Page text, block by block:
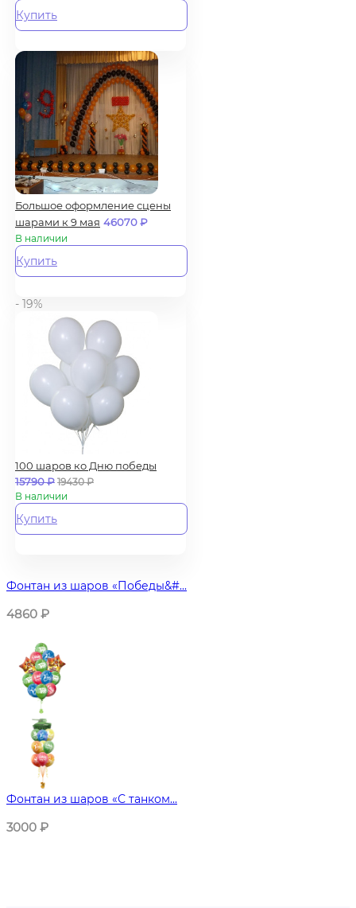
Купить
Большое оформление сцены
шарами к 9 мая 46070₽
В наличии
Купить
- 19%
100 шаров ко Дню победы
15790₽ 19430₽
В наличии
Купить
Фонтан из шаров «Победы&#...
4860 ₽
Фонтан из шаров «С танком...
3000 ₽